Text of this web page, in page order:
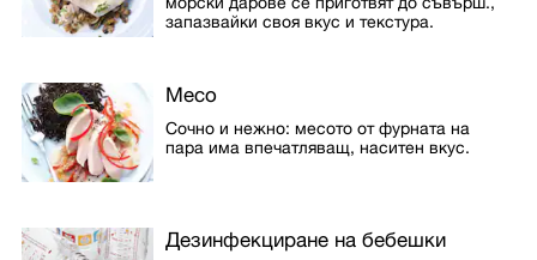
запазвайки своя вкус и текстура.
Месо
Сочно и нежно: месото от фурната на
пара има впечатляващ, наситен вкус.
Дезинфекциране на бебешки